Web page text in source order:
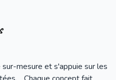
mesure et s'appuie sur les